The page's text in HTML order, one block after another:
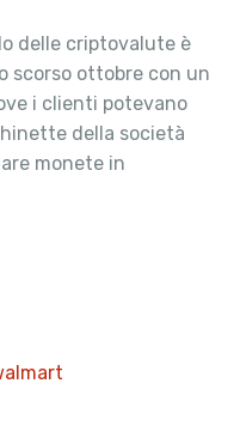
delle criptovalute è
scorso ottobre con un
i clienti potevano
della società
monete in